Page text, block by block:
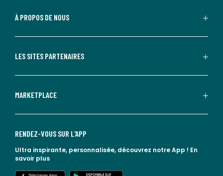
À PROPOS DE NOUS
LES SITES PARTENAIRES
MARKETPLACE
RENDEZ-VOUS SUR L'APP
Ultra inspirante, personnalisée, découvrez notre App ! En
savoir plus
lien vers l'app store
lien vers google play